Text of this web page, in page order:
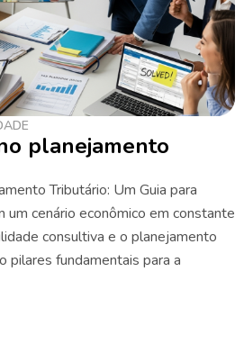
planejamento
Tributário: Um Guia para
um cenário econômico em constante
consultiva e o planejamento
pilares fundamentais para a